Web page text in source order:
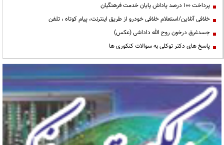
پرداخت ۱۰۰ درصد پاداش پایان خدمت فرهنگیان
خلافی آنلاین/استعلام خلافی خودرو از طریق اینترنت، پیام کوتاه ، تلفن
جسدغرق درخون روح الله داداشی (عکس)
پاسخ های دکتر توکلی به سوالات کنکوری ها